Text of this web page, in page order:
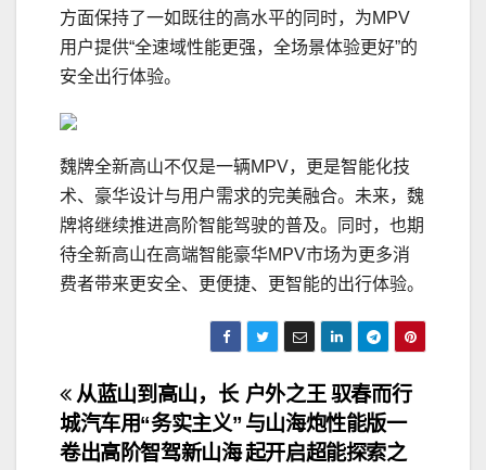
方面保持了一如既往的高水平的同时，为MPV
用户提供“全速域性能更强，全场景体验更好”的
安全出行体验。
魏牌全新高山不仅是一辆MPV，更是智能化技
术、豪华设计与用户需求的完美融合。未来，魏
牌将继续推进高阶智能驾驶的普及。同时，也期
待全新高山在高端智能豪华MPV市场为更多消
费者带来更安全、更便捷、更智能的出行体验。
文
章
户外之王 驭春而行
与山海炮性能版一
起开启超能探索之
从蓝山到高山，长
城汽车用“务实主义”
卷出高阶智驾新山海